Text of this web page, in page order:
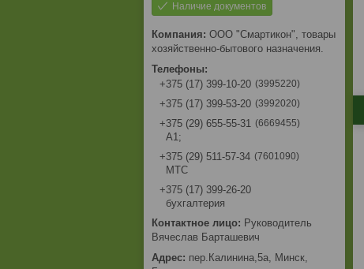
Наличие документов
ООО "Смартикон", товары
хозяйственно-бытового назначения.
+375 (17) 399-10-20 3995220
+375 (17) 399-53-20 3992020
+375 (29) 655-55-31 6669455
A1;
+375 (29) 511-57-34
7601090
МТС
+375 (17) 399-26-20
бухгалтерия
Руководитель
Вячеслав Барташевич
пер.Калинина,5а, Минск,